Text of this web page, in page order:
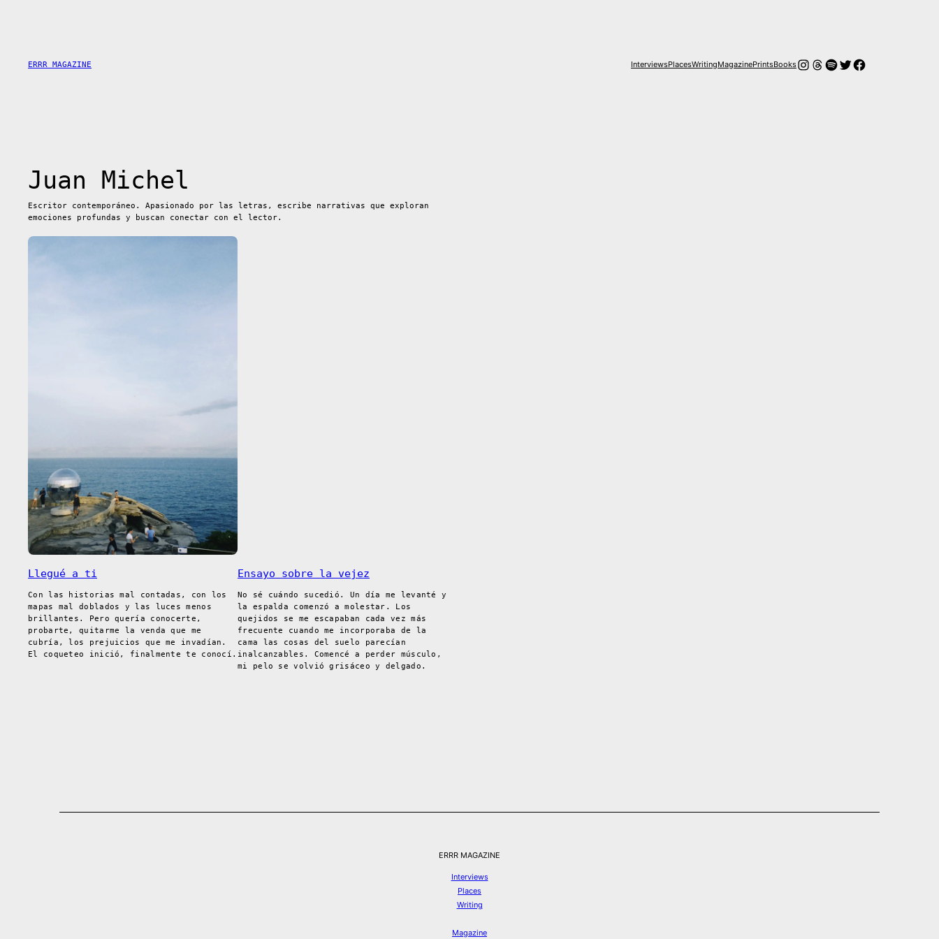
ERRR MAGAZINE InterviewsPlacesWritingMagazinePrintsBooksInstagram
Hilos
Spotify
Twitter
Facebook
Juan Michel
Escritor contemporáneo. Apasionado por las letras, escribe narrativas que exploran
emociones profundas y buscan conectar con el lector.
Llegué a ti
Con las historias mal contadas, con los
mapas mal doblados y las luces menos
brillantes. Pero quería conocerte,
probarte, quitarme la venda que me
cubría, los prejuicios que me invadían.
El coqueteo inició, finalmente te conocí.
Ensayo sobre la vejez
No sé cuándo sucedió. Un día me levanté y
la espalda comenzó a molestar. Los
quejidos se me escapaban cada vez más
frecuente cuando me incorporaba de la
cama las cosas del suelo parecían
inalcanzables. Comencé a perder músculo,
mi pelo se volvió grisáceo y delgado.
ERRR MAGAZINE
Interviews
Places
Writing
Magazine